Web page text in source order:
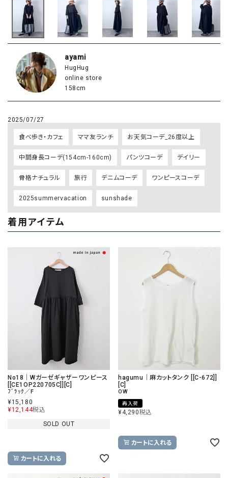
ayami
HugHug
online store
158cm
2025/07/27
食べ歩き・カフェ ママ友ランチ お天気コーデ_26度以上
中間身長コーデ(154cm-160cm) パンツコーデ デイリー
骨格ナチュラル 旅行 デニムコーデ ワンピースコーデ
2025summervacation sunshade
着用アイテム
No18｜Wガーゼギャザーワンピース
[[CE1OP220705C]][C]
ﾌﾞﾗｯｸ／F
¥15,180
¥12,144税込
SOLD OUT
カートに入れる
hagumu｜麻カットタンク [[C-672]]
[C]
OW
再入荷
¥4,290税込
カートに入れる